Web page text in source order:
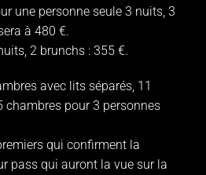
une personne seule 3 nuits, 3
à 480 €.
2 brunchs : 355 €.
avec lits séparés, 11
chambres pour 3 personnes
qui confirment la
pass qui auront la vue sur la